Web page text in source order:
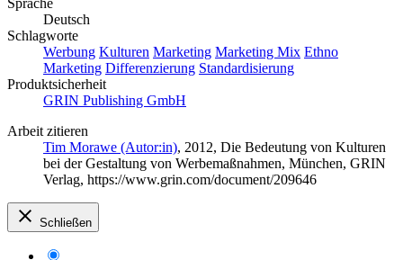
Sprache
Deutsch
Schlagworte
Werbung Kulturen Marketing Marketing Mix Ethno
Marketing Differenzierung Standardisierung
Produktsicherheit
GRIN Publishing GmbH
Arbeit zitieren
Tim Morawe (Autor:in), 2012, Die Bedeutung von Kulturen
bei der Gestaltung von Werbemaßnahmen, München, GRIN
Verlag, https://www.grin.com/document/209646
Schließen